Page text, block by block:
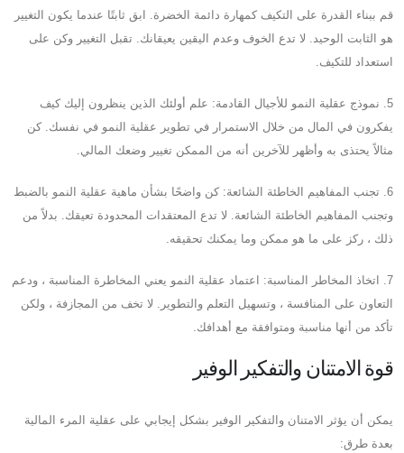
قم ببناء القدرة على التكيف كمهارة دائمة الخضرة. ابق ثابتًا عندما يكون التغيير
هو الثابت الوحيد. لا تدع الخوف وعدم اليقين يعيقانك. تقبل التغيير وكن على
استعداد للتكيف.
5. نموذج عقلية النمو للأجيال القادمة: علم أولئك الذين ينظرون إليك كيف
يفكرون في المال من خلال الاستمرار في تطوير عقلية النمو في نفسك. كن
مثالاً يحتذى به وأظهر للآخرين أنه من الممكن تغيير وضعك المالي.
6. تجنب المفاهيم الخاطئة الشائعة: كن واضحًا بشأن ماهية عقلية النمو بالضبط
وتجنب المفاهيم الخاطئة الشائعة. لا تدع المعتقدات المحدودة تعيقك. بدلاً من
ذلك ، ركز على ما هو ممكن وما يمكنك تحقيقه.
7. اتخاذ المخاطر المناسبة: اعتماد عقلية النمو يعني المخاطرة المناسبة ، ودعم
التعاون على المنافسة ، وتسهيل التعلم والتطوير. لا تخف من المجازفة ، ولكن
تأكد من أنها مناسبة ومتوافقة مع أهدافك.
قوة الامتنان والتفكير الوفير
يمكن أن يؤثر الامتنان والتفكير الوفير بشكل إيجابي على عقلية المرء المالية
بعدة طرق: